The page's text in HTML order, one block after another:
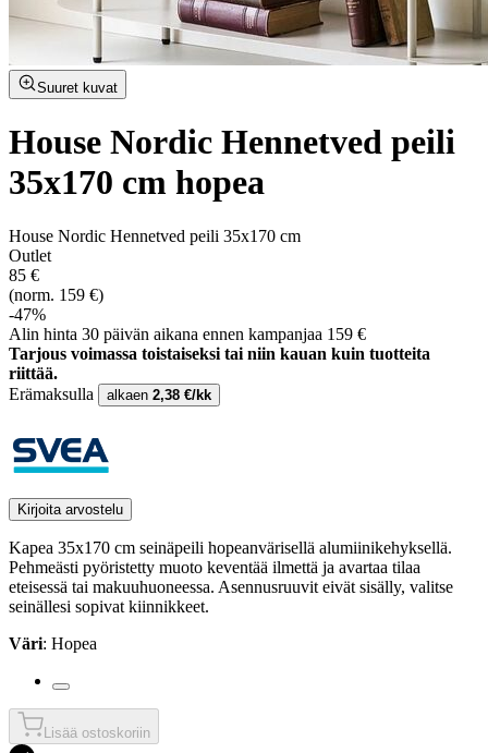
Suuret kuvat
House Nordic Hennetved peili
35x170 cm hopea
House Nordic Hennetved peili 35x170 cm
Outlet
85 €
(norm. 159 €)
-47%
Alin hinta 30 päivän aikana ennen kampanjaa 159 €
Tarjous voimassa toistaiseksi tai niin kauan kuin tuotteita
riittää.
Erämaksulla
alkaen 2,38 €/kk
Kirjoita arvostelu
Kapea 35x170 cm seinäpeili hopeanvärisellä alumiinikehyksellä.
Pehmeästi pyöristetty muoto keventää ilmettä ja avartaa tilaa
eteisessä tai makuuhuoneessa. Asennusruuvit eivät sisälly, valitse
seinällesi sopivat kiinnikkeet.
Väri: Hopea
Lisää ostoskoriin